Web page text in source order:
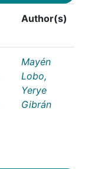
Author(s)
Mayén
Lobo,
Yerye
Gibrán